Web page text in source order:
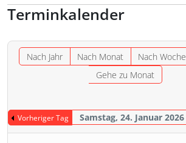
Terminkalender
Nach Jahr Nach Monat Nach Woche
Gehe zu Monat
Vorheriger Tag Samstag, 24. Januar 2026